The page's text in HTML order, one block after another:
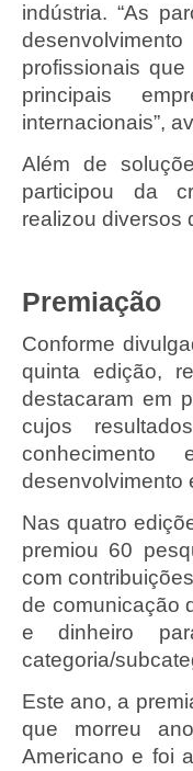
indústria. “As
profissionais
principais
internacionais”,
Além de
participou da
realizou diversos
Premiação
Conforme
quinta edição,
destacaram em
cujos
desenvolvimento
Nas quatro
premiou 60
com
de comunicação
e dinheiro
categoria/
Este ano, a
que morreu
Americano e foi